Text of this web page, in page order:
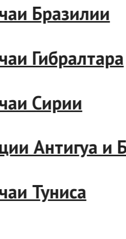
Бразилии
Гибралтара
Сирии
Антигуа и
Туниса